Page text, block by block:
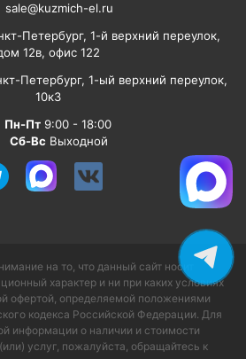
sale@kuzmich-el.ru
Петербург, 1-й верхний переулок,
12в, офис 122
Петербург, 1-ый верхний переулок,
10к3
Пн-Пт 9:00 - 18:00
Сб-Вс Выходной
на то, что данный сайт носит
характер и ни при каких условиях
офертой, определяемой положениями
кодекса Российской Федерации. Для
информации о наличии и стоимости
услуг, пожалуйста, обращайтесь к